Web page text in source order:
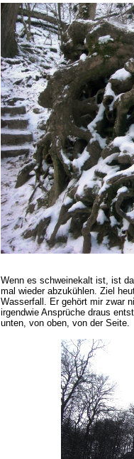
Wenn es schweinekalt ist, ist
mal wieder abzukühlen. Ziel
Wasserfall. Er gehört mir zwar
irgendwie Ansprüche draus
unten, von oben, von der Seite.